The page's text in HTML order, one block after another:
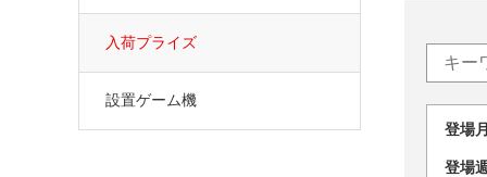
登
登
入荷プライズ
設置ゲーム機